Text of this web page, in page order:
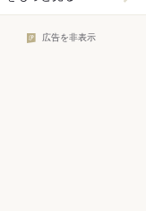
広告を非表示